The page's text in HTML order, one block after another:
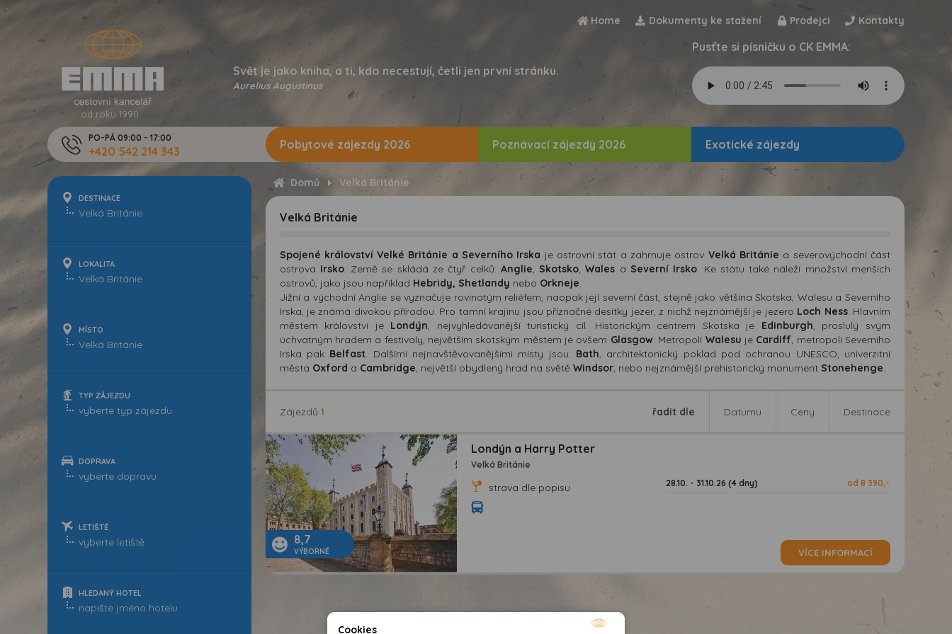
Home Dokumenty ke stažení Prodejci Kontakty
od roku 1990
Svět je jako kniha, a ti, kdo necestují, četli jen první stránku.
Aurelius Augustinus
Pusťte si písničku o CK EMMA:
PO-PÁ 09:00 - 17:00
+420 542 214 343
DESTINACE
LOKALITA
MÍSTO
TYP ZÁJEZDU
DOPRAVA
LETIŠTĚ
HLEDANÝ HOTEL
Pobytové zájezdy 2026 Poznávací zájezdy 2026 Exotické zájezdy
Domů Velká Británie
Velká Británie
Spojené království Velké Británie a Severního Irska je ostrovní stát a zahrnuje ostrov Velká Británie a severovýchodní část
ostrova Irsko. Země se skládá ze čtyř celků: Anglie, Skotsko,Wales a Severní Irsko. Ke státu také náleží množství menších
ostrovů, jako jsou například Hebridy, Shetlandy nebo Orkneje.
Jižní a východní Anglie se vyznačuje rovinatým reliéfem, naopak její severní část, stejně jako většina Skotska, Walesu a Severního
Irska, je známá divokou přírodou. Pro tamní krajinu jsou příznačné desítky jezer, z nichž nejznámější je jezero Loch Ness. Hlavním
městem království je Londýn, nejvyhledávanější turistický cíl. Historickým centrem Skotska je Edinburgh, proslulý svým
úchvatným hradem a festivaly, největším skotským městem je ovšem Glasgow. Metropolí Walesu je Cardiff, metropolí Severního
Irska pak Belfast. Dalšími nejnavštěvovanějšími místy jsou: Bath, architektonický poklad pod ochranou UNESCO, univerzitní
města Oxford a Cambridge, největší obydlený hrad na světě Windsor, nebo nejznámější prehistorický monument Stonehenge.
Zájezdů 1 řadit dle Datumu Ceny Destinace
8,7
VÝBORNÉ
Londýn a Harry Potter
Velká Británie
strava dle popisu 28.10. - 31.10.26 (4 dny) od 8 390,-
VÍCE INFORMACÍ
Cookies